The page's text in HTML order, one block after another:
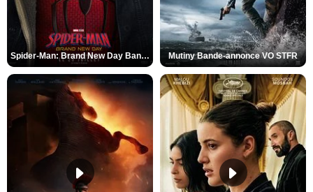
Spider-Man: Brand New Day Bande-annonce VO STFR Mutiny Bande-annonce VO STFR